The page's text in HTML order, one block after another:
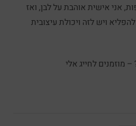
אני אישית אוהבת על לבן, ואז
ויש לזה ויכולת עיצובית
מוזמנים לחייג אלי